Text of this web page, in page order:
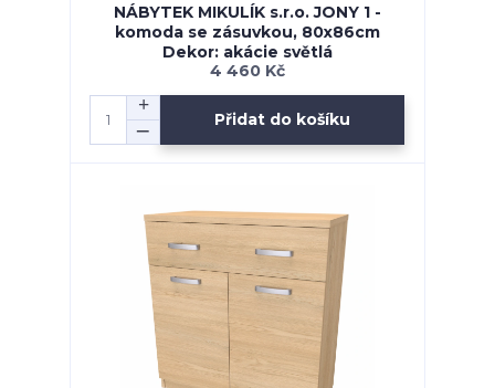
NÁBYTEK MIKULÍK s.r.o. JONY 1 -
komoda se zásuvkou, 80x86cm
Dekor: akácie světlá
4 460 Kč
Přidat do košíku